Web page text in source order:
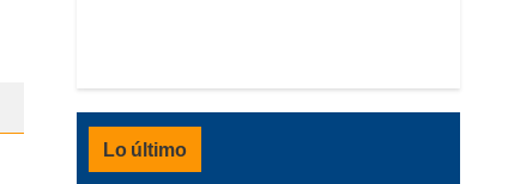
Lo último